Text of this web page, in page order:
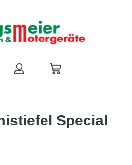
Special